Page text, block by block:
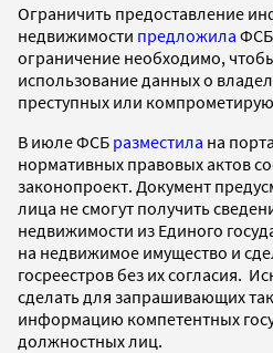
Ограничить предоставление
недвижимости предложила
ограничение необходимо,
использование данных о
преступных или
В июле ФСБ разместила на
нормативных правовых актов
законопроект. Документ
лица не смогут получить
недвижимости из Единого
на недвижимое имущество и
госреестров без их согласия.
сделать для запрашивающих
информацию компетентных
должностных лиц.